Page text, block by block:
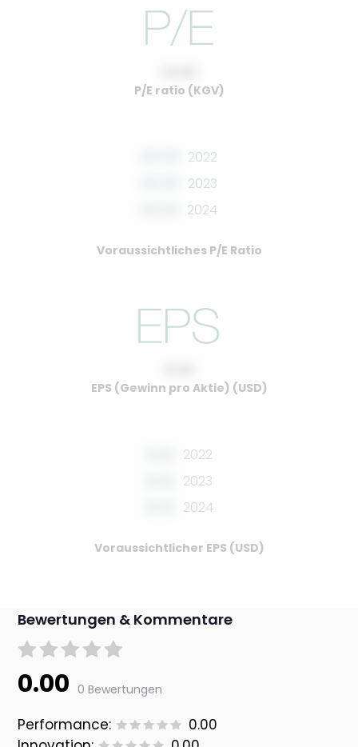
P/E ratio (KGV)
2022
2023
2024
Voraussichtliches P/E Ratio
EPS (Gewinn pro Aktie) (USD)
2022
2023
2024
Voraussichtlicher EPS (USD)
Bewertungen & Kommentare
0.00 0 Bewertungen
Performance:
0.00